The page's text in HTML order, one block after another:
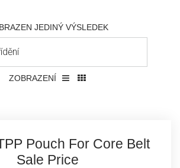
JEDINÝ VÝSLEDEK
ZOBRAZENÍ
Pouch For Core Belt
Sale Price